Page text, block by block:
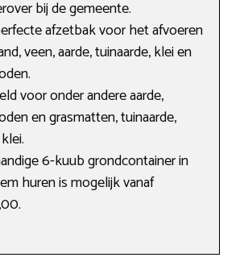
bij de gemeente.
afzetbak voor het afvoeren
veen, aarde, tuinaarde, klei en
voor onder andere aarde,
en grasmatten, tuinaarde,
6-kuub grondcontainer in
huren is mogelijk vanaf